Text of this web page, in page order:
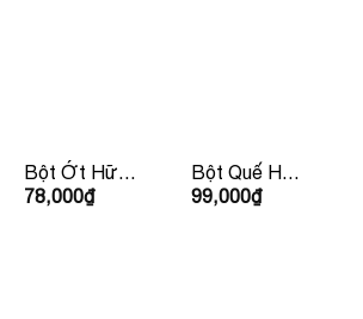
Bột Ớt Hữu
Cơ 30g
78,000₫
Bột Quế Hữu
Cơ 30g
99,000₫